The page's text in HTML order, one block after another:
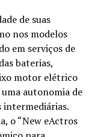
de suas
nos modelos
em serviços de
baterias,
motor elétrico
autonomia de
intermediárias.
o “New eActros